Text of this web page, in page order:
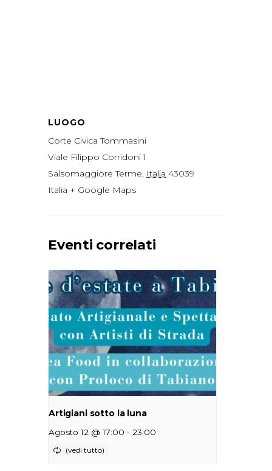
LUOGO
Corte Civica Tommasini
Viale Filippo Corridoni 1
Salsomaggiore Terme, Italia 43039
Italia + Google Maps
Eventi correlati
Artigiani sotto la luna
Agosto 12 @ 17:00 - 23:00